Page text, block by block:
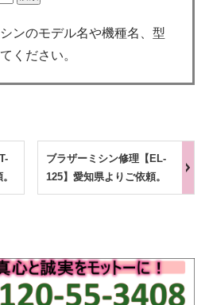
ンのモデル名や機種名、型
ください。
ブラザーミシン修理【EL-
125】愛知県よりご依頼。